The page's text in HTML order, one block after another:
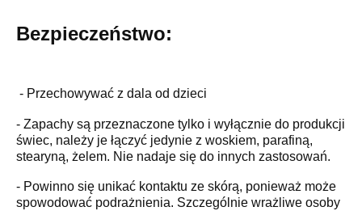
Bezpieczeństwo:
- Przechowywać z dala od dzieci
- Zapachy są przeznaczone tylko i wyłącznie do produkcji
świec, należy je łączyć jedynie z woskiem, parafiną,
stearyną, żelem. Nie nadaje się do innych zastosowań.
- Powinno się unikać kontaktu ze skórą, ponieważ może
spowodować podrażnienia. Szczególnie wrażliwe osoby